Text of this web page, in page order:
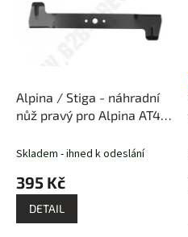
Alpina / Stiga - náhradní
nůž pravý pro Alpina AT4
2398HW, 3098H, 3398H
Skladem - ihned k odeslání
395 Kč
DETAIL